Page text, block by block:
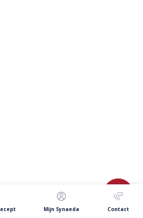
Mijn Synaeda Contact